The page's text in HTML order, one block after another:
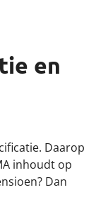
en
Daarop
inhoudt op
Dan